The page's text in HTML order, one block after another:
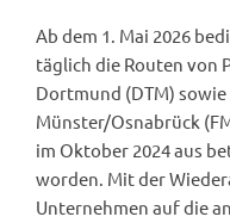
Ab dem 1. Mai 2026
täglich die Routen von
Dortmund (DTM)
Münster/Osnabrück
im Oktober 2024 aus
worden. Mit der
Unternehmen auf die